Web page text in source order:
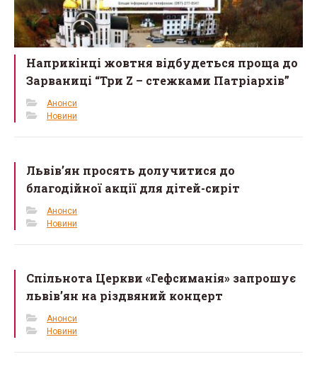
Наприкінці жовтня відбудеться проща до
Зарваниці “Три Z – стежками Патріархів”
Анонси
Новини
Львів’ян просять долучитися до
благодійної акції для дітей-сиріт
Анонси
Новини
Спільнота Церкви «Гефсиманія» запрошує
львів’ян на різдвяний концерт
Анонси
Новини